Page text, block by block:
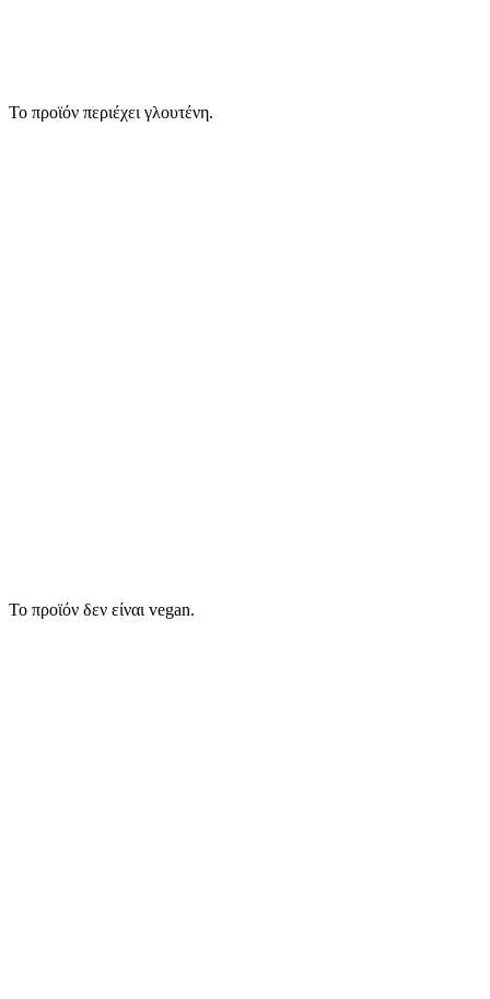
Το προϊόν περιέχει γλουτένη.
Το προϊόν δεν είναι vegan.